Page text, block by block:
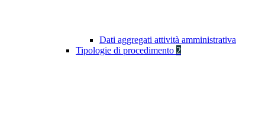
Dati aggregati attività amministrativa
Tipologie di procedimento 2